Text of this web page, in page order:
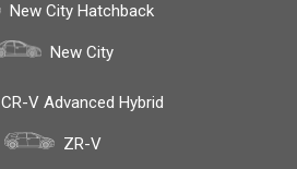
New City Hatchback
New City
CR-V Advanced Hybrid
ZR-V